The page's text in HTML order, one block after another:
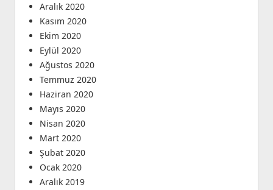
Aralık 2020
Kasım 2020
Ekim 2020
Eylül 2020
Ağustos 2020
Temmuz 2020
Haziran 2020
Mayıs 2020
Nisan 2020
Mart 2020
Şubat 2020
Ocak 2020
Aralık 2019